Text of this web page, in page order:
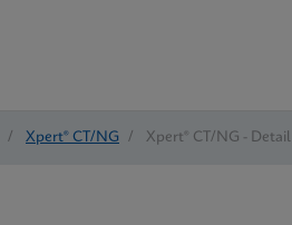
/ Xpert® CT/NG / Xpert® CT/NG - Detail